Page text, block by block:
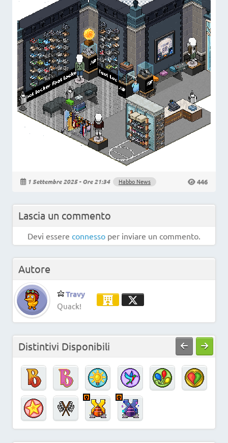
1 Settembre 2025 - Ore 21:34 Habbo News 446
Lascia un commento
Devi essere connesso per inviare un commento.
Autore
Travy
Quack!
Distintivi Disponibili